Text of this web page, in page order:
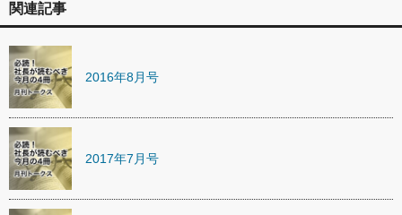
関連記事
2016年8月号
2017年7月号